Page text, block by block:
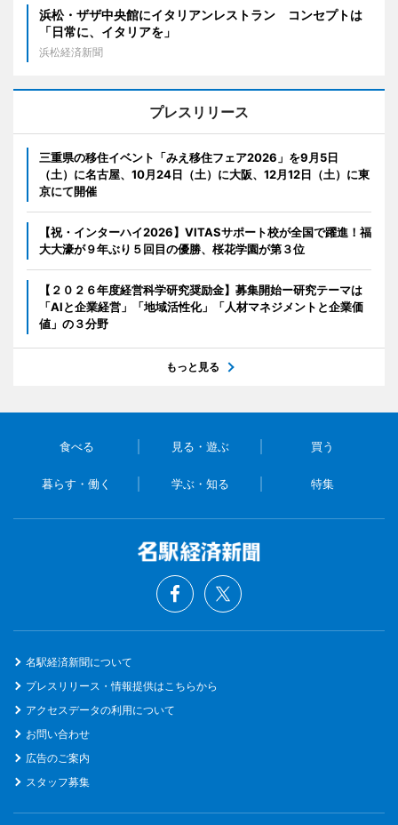
浜松・ザザ中央館にイタリアンレストラン コンセプトは
「日常に、イタリアを」
浜松経済新聞
プレスリリース
三重県の移住イベント「みえ移住フェア2026」を9月5日
（土）に名古屋、10月24日（土）に大阪、12月12日（土）に東
京にて開催
【祝・インターハイ2026】VITASサポート校が全国で躍進！福
大大濠が９年ぶり５回目の優勝、桜花学園が第３位
【２０２６年度経営科学研究奨励金】募集開始ー研究テーマは
「AIと企業経営」「地域活性化」「人材マネジメントと企業価
値」の３分野
もっと見る
食べる 見る・遊ぶ 買う
暮らす・働く 学ぶ・知る 特集
名駅経済新聞について
プレスリリース・情報提供はこちらから
アクセスデータの利用について
お問い合わせ
広告のご案内
スタッフ募集